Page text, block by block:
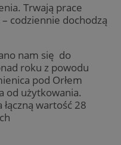
Trwają prace
codziennie dochodzą
nam się do
roku z powodu
pod Orłem
od użytkowania.
wartość 28